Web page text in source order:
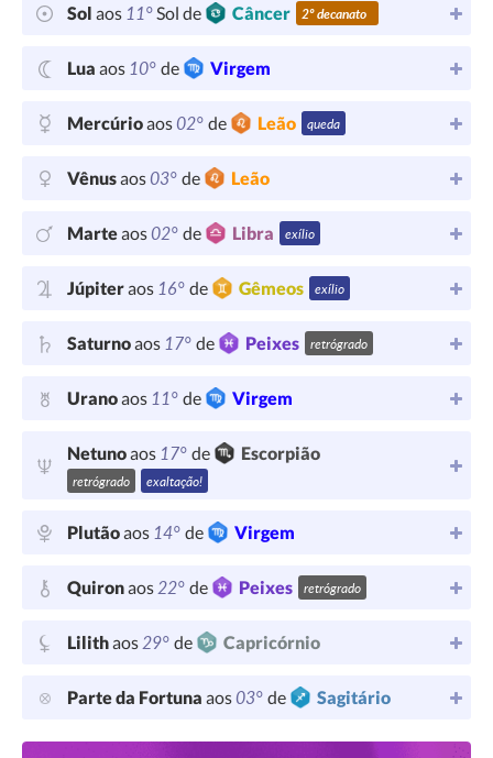
Sol aos 11°Sol de Câncer 2º decanato
Lua aos 10° de Virgem
Mercúrioaos02° de Leão queda
Vênusaos03° de Leão
Marteaos02° de Libra exílio
Júpiteraos 16° de Gêmeos exílio
Saturnoaos 17° de Peixes retrógrado
Uranoaos 11° de Virgem
Netunoaos 17° de Escorpião
retrógrado exaltação!
Plutãoaos 14° de Virgem
Quironaos22° de Peixes retrógrado
Lilithaos29° de Capricórnio
Parte da Fortuna aos03° de Sagitário